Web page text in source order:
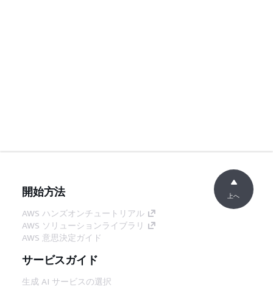
開始方法
AWS ハンズオンチュートリアル
AWS ソリューションライブラリ
AWS 意思決定ガイド
サービスガイド
生成 AI サービスの選択
上へ